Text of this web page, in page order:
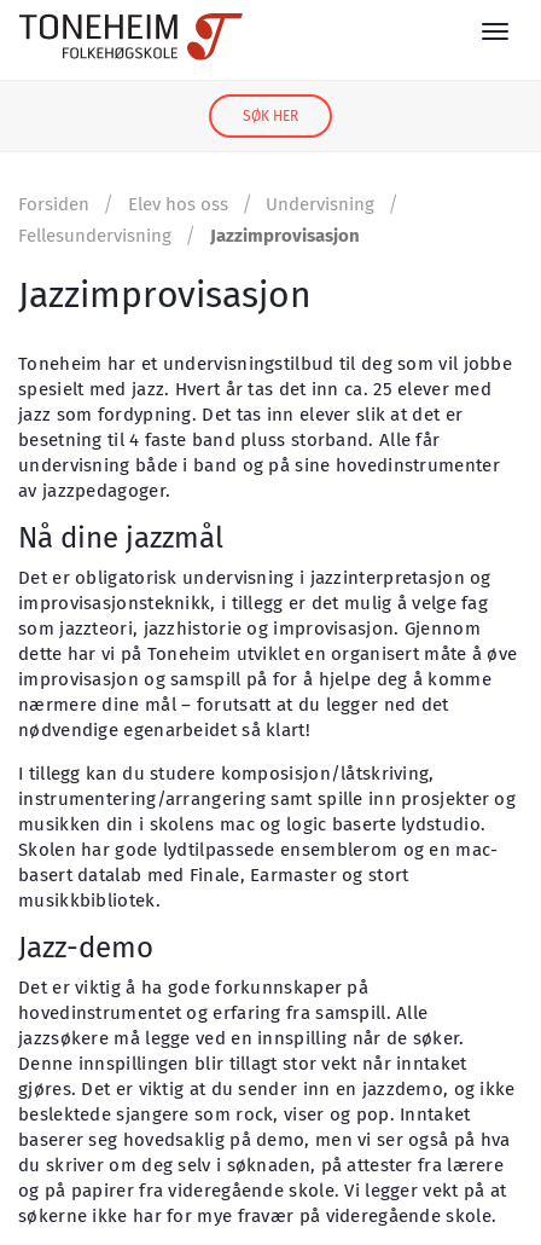
SØK HER
Forsiden / Elev hos oss / Undervisning /
Fellesundervisning / Jazzimprovisasjon
Jazzimprovisasjon
Toneheim har et undervisningstilbud til deg som vil jobbe
spesielt med jazz. Hvert år tas det inn ca. 25 elever med
jazz som fordypning. Det tas inn elever slik at det er
besetning til 4 faste band pluss storband. Alle får
undervisning både i band og på sine hovedinstrumenter
av jazzpedagoger.
Nå dine jazzmål
Det er obligatorisk undervisning i jazzinterpretasjon og
improvisasjonsteknikk, i tillegg er det mulig å velge fag
som jazzteori, jazzhistorie og improvisasjon. Gjennom
dette har vi på Toneheim utviklet en organisert måte å øve
improvisasjon og samspill på for å hjelpe deg å komme
nærmere dine mål – forutsatt at du legger ned det
nødvendige egenarbeidet så klart!
I tillegg kan du studere komposisjon/låtskriving,
instrumentering/arrangering samt spille inn prosjekter og
musikken din i skolens mac og logic baserte lydstudio.
Skolen har gode lydtilpassede ensemblerom og en mac-
basert datalab med Finale, Earmaster og stort
musikkbibliotek.
Jazz-demo
Det er viktig å ha gode forkunnskaper på
hovedinstrumentet og erfaring fra samspill. Alle
jazzsøkere må legge ved en innspilling når de søker.
Denne innspillingen blir tillagt stor vekt når inntaket
gjøres. Det er viktig at du sender inn en jazzdemo, og ikke
beslektede sjangere som rock, viser og pop. Inntaket
baserer seg hovedsaklig på demo, men vi ser også på hva
du skriver om deg selv i søknaden, på attester fra lærere
og på papirer fra videregående skole. Vi legger vekt på at
søkerne ikke har for mye fravær på videregående skole.